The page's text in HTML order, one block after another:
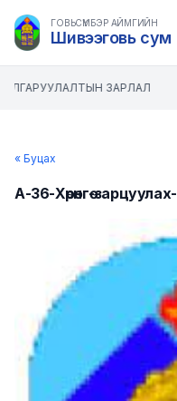
ГОВЬСҮМБЭР АЙМГИЙН
Шивээговь сум
ЗАРЛАЛ
« Буцах
А-36-Хөрөнгө-